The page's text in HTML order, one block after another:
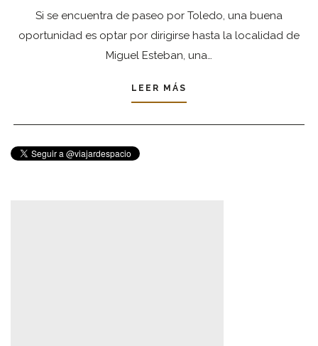
Si se encuentra de paseo por Toledo, una buena
oportunidad es optar por dirigirse hasta la localidad de
Miguel Esteban, una…
LEER MÁS